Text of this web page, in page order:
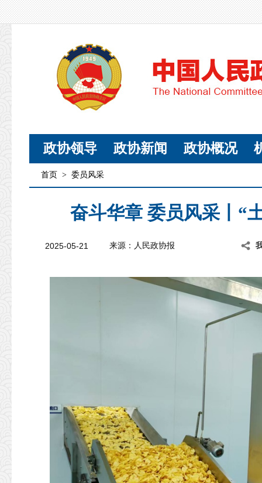
政协领导 政协新闻 政协概况
首页 > 委员风采
奋斗华章 委员风采丨“
2025-05-21 来源：人民政协报